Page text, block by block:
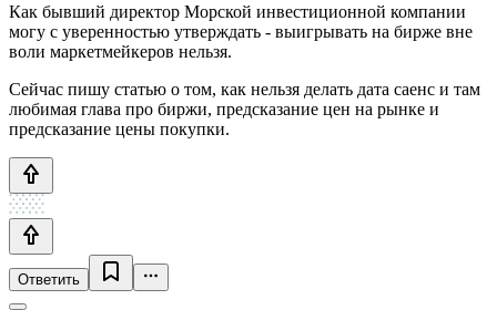
Как бывший директор Морской инвестиционной компании
могу с уверенностью утверждать - выигрывать на бирже вне
воли маркетмейкеров нельзя.
Сейчас пишу статью о том, как нельзя делать дата саенс и там
любимая глава про биржи, предсказание цен на рынке и
предсказание цены покупки.
Ответить